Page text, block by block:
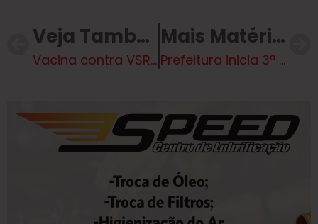
Veja Também
Vacina contra VSR em idosos reduz internações em 75%
Mais Matérias
Prefeitura inicia 3ª etapa das obras no Jd. Alvorada e amplia transformação em região historicamente afetada por alagamentos